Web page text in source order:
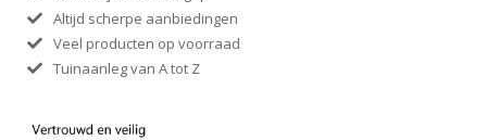
Altijd scherpe aanbiedingen
Veel producten op voorraad
Tuinaanleg van A tot Z